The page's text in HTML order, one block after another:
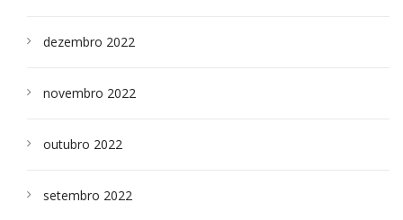
dezembro 2022
novembro 2022
outubro 2022
setembro 2022